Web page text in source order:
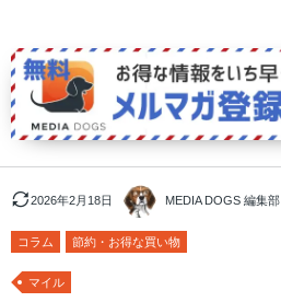
2026年2月18日 MEDIA DOGS 編集部
コラム 節約・お得な買い物
マイル